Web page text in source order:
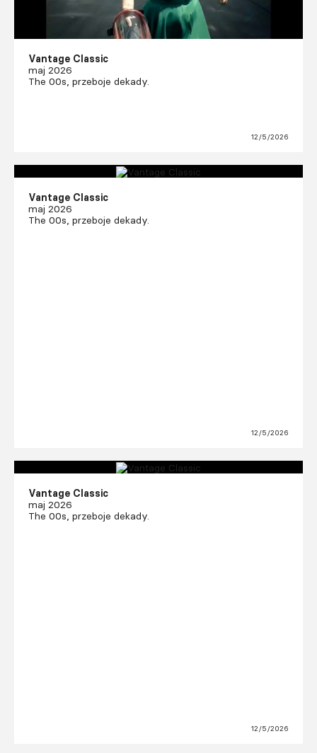
Vantage Classic
maj 2026
The 00s, przeboje dekady.
12/5/2026
Vantage Classic
maj 2026
The 00s, przeboje dekady.
12/5/2026
Vantage Classic
maj 2026
The 00s, przeboje dekady.
12/5/2026